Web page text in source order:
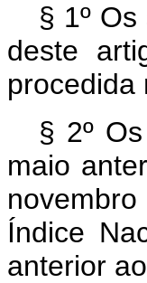
§ 1º
deste
procedida
§ 2º
maio
Índice
anterior